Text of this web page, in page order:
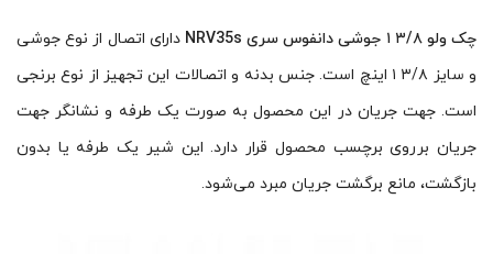
چک ولو ۳/۸ ۱ جوشی دانفوس سری NRV35s
دارای اتصال از نوع جوشی
و سایز ۳/۸ ۱ اینچ است. جنس بدنه و اتصالات این تجهیز از نوع برنجی
است. جهت جریان در این محصول به صورت یک طرفه و نشانگر جهت
جریان برروی برچسب محصول قرار دارد. این شیر یک طرفه یا بدون
بازگشت، مانع برگشت جریان مبرد می‌شود.